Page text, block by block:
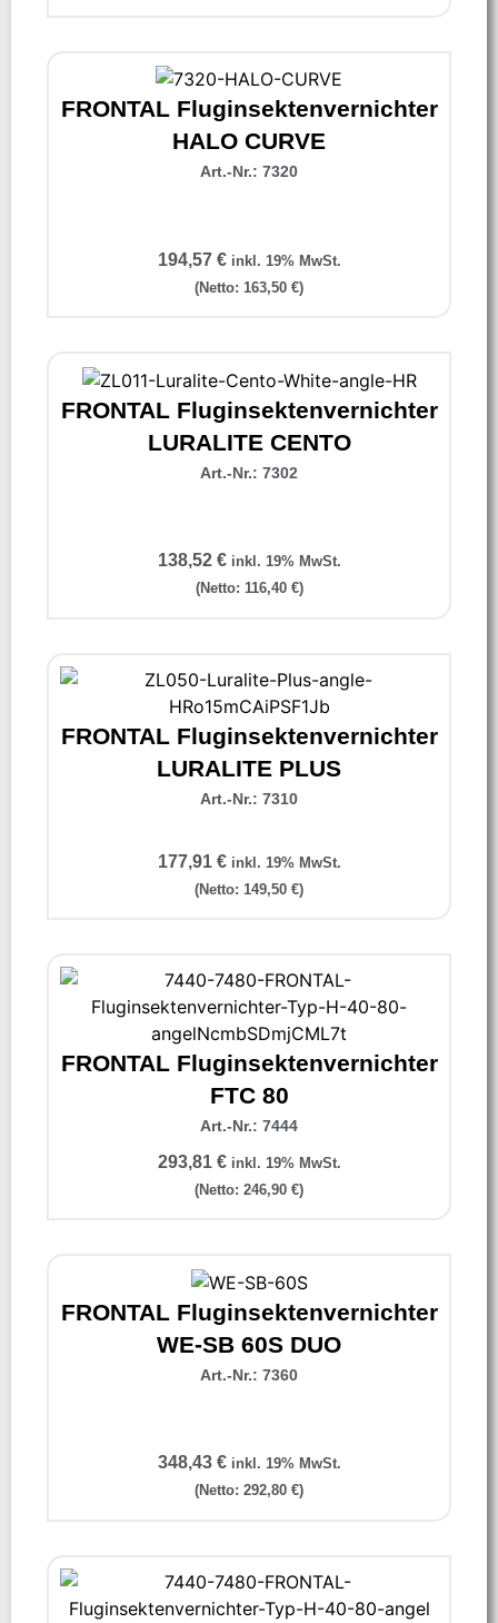
FRONTAL Fluginsektenvernichter
HALO CURVE
Art.-Nr.: 7320
194,57 € inkl. 19% MwSt.
(Netto: 163,50 €)
FRONTAL Fluginsektenvernichter
LURALITE CENTO
Art.-Nr.: 7302
138,52 € inkl. 19% MwSt.
(Netto: 116,40 €)
FRONTAL Fluginsektenvernichter
LURALITE PLUS
Art.-Nr.: 7310
177,91 € inkl. 19% MwSt.
(Netto: 149,50 €)
FRONTAL Fluginsektenvernichter
FTC 80
Art.-Nr.: 7444
293,81 € inkl. 19% MwSt.
(Netto: 246,90 €)
FRONTAL Fluginsektenvernichter
WE-SB 60S DUO
Art.-Nr.: 7360
348,43 € inkl. 19% MwSt.
(Netto: 292,80 €)